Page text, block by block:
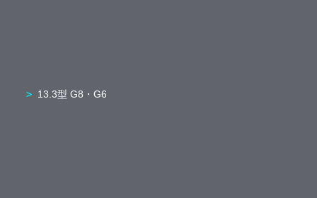
13.3型 G8・G6